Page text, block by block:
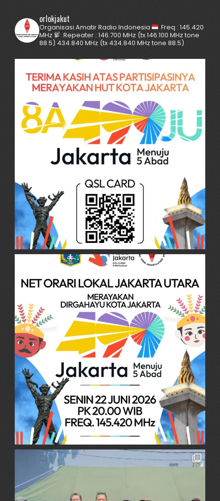
orlokjakut
Organisasi Amatir Radio Indonesia
Freq : 145.420
MHz
Repeater : 146.700 MHz (tx 146.100 MHz tone
88.5) 434.840 MHz (tx 434.840 MHz tone 88.5)